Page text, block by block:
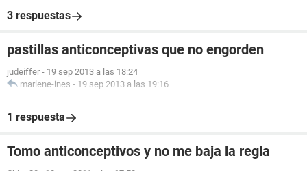
3 respuestas
pastillas anticonceptivas que no engorden
judeiffer - 19 sep 2013 a las 18:24
marlene-ines - 19 sep 2013 a las 19:16
1 respuesta
Tomo anticonceptivos y no me baja la regla